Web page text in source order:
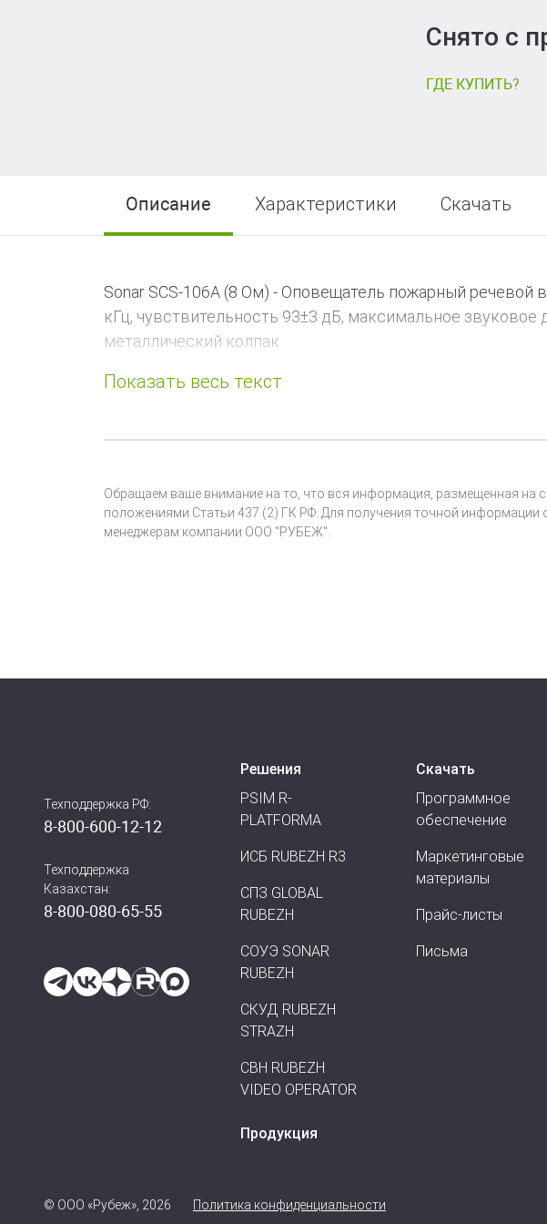
Снято с
ГДЕ КУПИТЬ?
Описание Характеристики Скачать
Sonar SCS-106A (8 Ом) - Оповещатель пожарный
кГц, чувствительность 93±3 дБ, максимальное
металлический колпак
Обращаем ваше внимание на то, что вся информация, размещенная на
положениями Статьи 437 (2) ГК РФ. Для получения точной информации
менеджерам компании ООО "РУБЕЖ".
Техподдержка РФ:
8-800-600-12-12
Техподдержка
Казахстан:
8-800-080-65-55
Решения
PSIM R-
PLATFORMA
ИСБ RUBEZH R3
СПЗ GLOBAL
RUBEZH
СОУЭ SONAR
RUBEZH
СКУД RUBEZH
STRAZH
СВН RUBEZH
VIDEO OPERATOR
Продукция
Скачать
Программное
обеспечение
Маркетинговые
материалы
Прайс-листы
Письма
© ООО «Рубеж», 2026 Политика конфиденциальности